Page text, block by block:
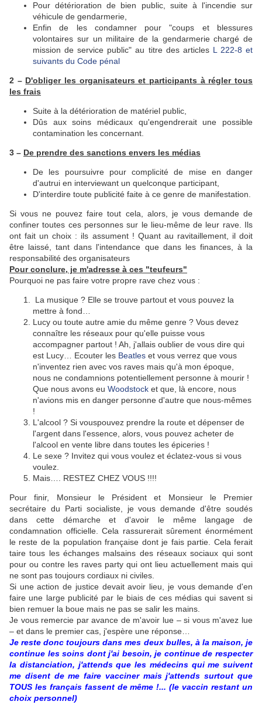
Pour détérioration de bien public, suite à l'incendie sur
véhicule de gendarmerie,
Enfin de les condamner pour "coups et blessures
volontaires sur un militaire de la gendarmerie chargé de
mission de service public" au titre des articles L 222-8 et
suivants du Code pénal
2 – D'obliger les organisateurs et participants à régler tous
les frais
Suite à la détérioration de matériel public,
Dûs aux soins médicaux qu'engendrerait une possible
contamination les concernant.
3 – De prendre des sanctions envers les médias
De les poursuivre pour complicité de mise en danger
d'autrui en interviewant un quelconque participant,
D'interdire toute publicité faite à ce genre de manifestation.
Si vous ne pouvez faire tout cela, alors, je vous demande de
confiner toutes ces personnes sur le lieu-même de leur rave. Ils
ont fait un choix : ils assument ! Quant au ravitaillement, il doit
être laissé, tant dans l'intendance que dans les finances, à la
responsabilité des organisateurs
Pour conclure, je m'adresse à ces "teufeurs"
Pourquoi ne pas faire votre propre rave chez vous :
La musique ? Elle se trouve partout et vous pouvez la
mettre à fond…
Lucy ou toute autre amie du même genre ? Vous devez
connaître les réseaux pour qu'elle puisse vous
accompagner partout ! Ah, j'allais oublier de vous dire qui
est Lucy… Ecouter les Beatles et vous verrez que vous
n'inventez rien avec vos raves mais qu'à mon époque,
nous ne condamnions potentiellement personne à mourir !
Que nous avons eu Woodstock et que, là encore, nous
n'avions mis en danger personne d'autre que nous-mêmes
!
L'alcool ? Si vouspouvez prendre la route et dépenser de
l'argent dans l'essence, alors, vous pouvez acheter de
l'alcool en vente libre dans toutes les épiceries !
Le sexe ? Invitez qui vous voulez et éclatez-vous si vous
voulez.
Mais…. RESTEZ CHEZ VOUS !!!!
Pour finir, Monsieur le Président et Monsieur le Premier
secrétaire du Parti socialiste, je vous demande d'être soudés
dans cette démarche et d'avoir le même langage de
condamnation officielle. Cela rassurerait sûrement énormément
le reste de la population française dont je fais partie. Cela ferait
taire tous les échanges malsains des réseaux sociaux qui sont
pour ou contre les raves party qui ont lieu actuellement mais qui
ne sont pas toujours cordiaux ni civiles.
Si une action de justice devait avoir lieu, je vous demande d'en
faire une large publicité par le biais de ces médias qui savent si
bien remuer la boue mais ne pas se salir les mains.
Je vous remercie par avance de m'avoir lue – si vous m'avez lue
– et dans le premier cas, j'espère une réponse…
Je reste donc toujours dans mes deux bulles, à la maison, je
continue les soins dont j'ai besoin, je continue de respecter
la distanciation, j'attends que les médecins qui me suivent
me disent de me faire vacciner mais j'attends surtout que
TOUS les français fassent de même !... (le vaccin restant un
choix personnel)